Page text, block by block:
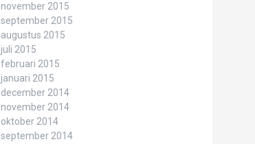
november 2015
september 2015
augustus 2015
juli 2015
februari 2015
januari 2015
december 2014
november 2014
oktober 2014
september 2014